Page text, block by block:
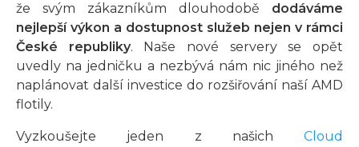
že svým zákazníkům dlouhodobě dodáváme
nejlepší výkon a dostupnost služeb nejen v rámci
České republiky. Naše nové servery se opět
uvedly na jedničku a nezbývá nám nic jiného než
naplánovat další investice do rozšiřování naší AMD
flotily.
Vyzkoušejte jeden z našich Cloud